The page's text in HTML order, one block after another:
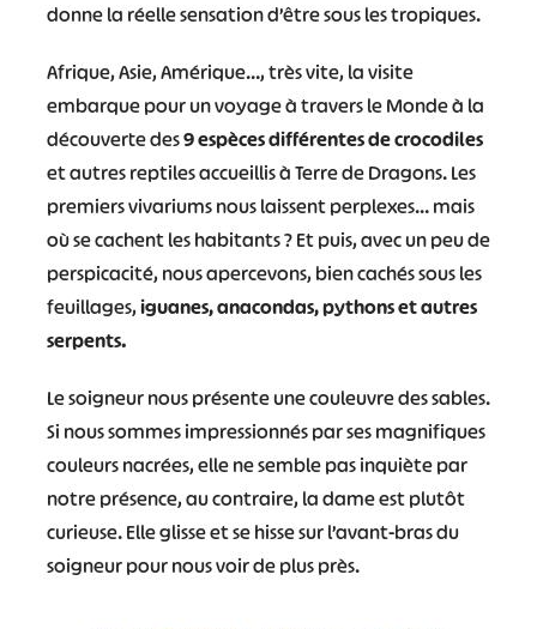
donne la réelle sensation d’être sous les tropiques.
Afrique, Asie, Amérique…, très vite, la visite
embarque pour un voyage à travers le Monde à la
découverte des9 espèces différentes de crocodiles
et autres reptiles accueillis à Terre de Dragons. Les
premiers vivariums nous laissent perplexes… mais
où se cachent les habitants ? Et puis, avec un peu de
perspicacité, nous apercevons, bien cachés sous les
feuillages,iguanes, anacondas, pythons et autres
serpents.
Le soigneur nous présente une couleuvre des sables.
Si nous sommes impressionnés par ses magnifiques
couleurs nacrées, elle ne semble pas inquiète par
notre présence, au contraire, la dame est plutôt
curieuse. Elle glisse et se hisse sur l’avant-bras du
soigneur pour nous voir de plus près.